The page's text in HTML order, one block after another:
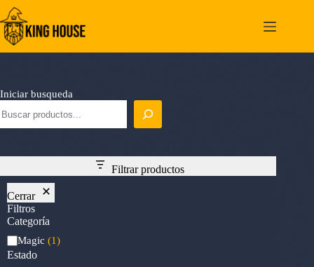
Saltar
al
contenido
Iniciar busqueda
Filtrar productos
Cerrar
Filtros
Categoría
Categoría
Magic (1)
Estado